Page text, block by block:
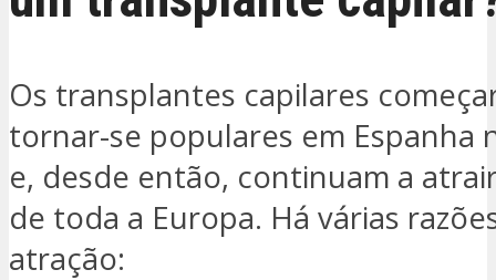
Os transplantes capilares
tornar-se populares em Espanha
e, desde então, continuam a
de toda a Europa. Há várias
atração: